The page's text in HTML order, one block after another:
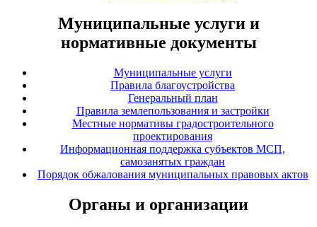
Муниципальные услуги и
нормативные документы
Муниципальные услуги
Правила благоустройства
Генеральный план
Правила землепользования и застройки
Местные нормативы градостроительного
проектирования
Информационная поддержка субъектов МСП,
самозанятых граждан
Порядок обжалования муниципальных правовых актов
Органы и организации